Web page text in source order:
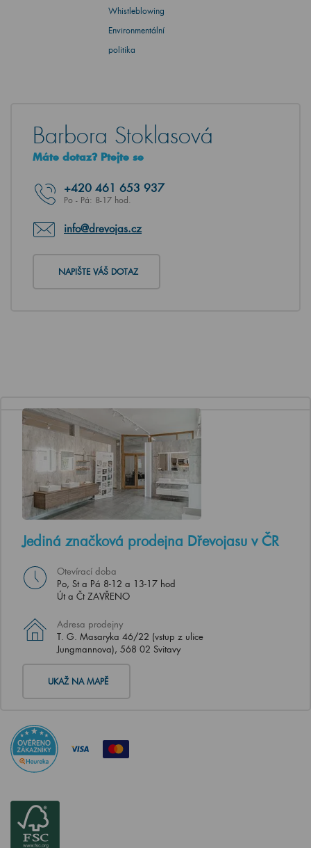
Whistleblowing
Environmentální
politika
Barbora Stoklasová
Máte dotaz? Ptejte se
+420 461 653 937
Po - Pá: 8-17 hod.
info@drevojas.cz
NAPIŠTE VÁŠ DOTAZ
Jediná značková prodejna Dřevojasu v ČR
Otevírací doba
Po, St a Pá 8-12 a 13-17 hod
Út a Čt ZAVŘENO
Adresa prodejny
T. G. Masaryka 46/22 (vstup z ulice
Jungmannova), 568 02 Svitavy
UKAŽ NA MAPĚ